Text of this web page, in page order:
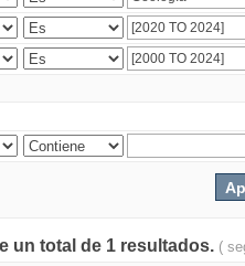
un total de 1 resultados. (